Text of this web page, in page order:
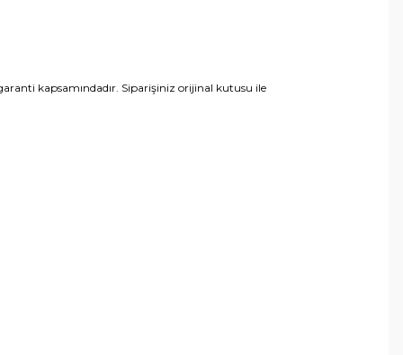
kapsamındadır. Siparişiniz orijinal kutusu ile